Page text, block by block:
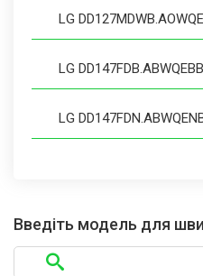
LG
LG DD147FDB.ABWQEBB
LG
LG
Введіть модель для